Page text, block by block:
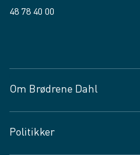
48 78 40 00
Om Brødrene Dahl
Vagttelefon 30 10 89 89
Politikker